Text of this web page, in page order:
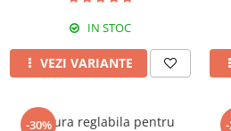
IN STOC
VEZI VARIANTE
-30%
Centura reglabila pentru